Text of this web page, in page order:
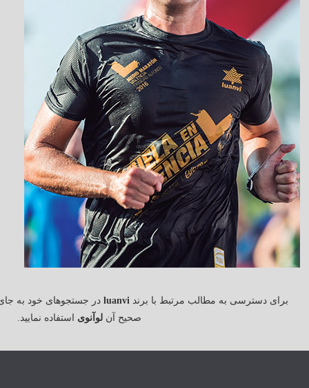
برای دسترسی به مطالب مرتبط با برندluanvi در جستجوهای خود به
صحیح آنلوآنوی استفاده نمایید.